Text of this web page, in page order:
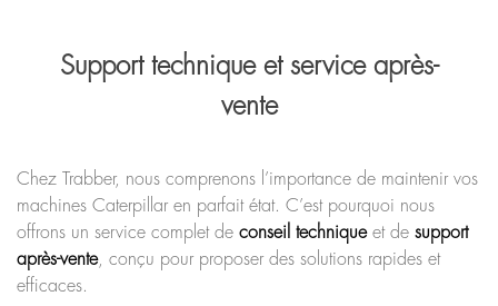
Support technique et service après-
vente
Chez Trabber, nous comprenons l’importance de maintenir vos
machines Caterpillar en parfait état. C’est pourquoi nous
offrons un service complet de conseil techniqueet de support
après-vente, conçu pour proposer des solutions rapides et
efficaces.